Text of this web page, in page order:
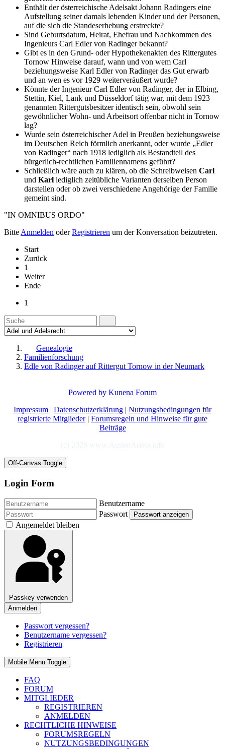
Enthält der österreichische Adelsakt Johann Radingers eine
Aufstellung seiner damals lebenden Kinder und der Personen,
auf die sich die Standeserhebung erstreckte?
Sind Geburtsdatum, Heirat, Ehefrau und Nachkommen des
Ingenieurs Carl Edler von Radinger bekannt?
Gibt es in den Grund- oder Hypothekenakten des Rittergutes
Tornow Hinweise darauf, wann und von wem Carl
beziehungsweise Karl Edler von Radinger das Gut erwarb
und an wen es vor 1929 weiterveräußert wurde?
Könnte der Ingenieur Carl Edler von Radinger, der in Elbing,
Stettin, Kiel, Lank und Düsseldorf tätig war, mit dem 1923
genannten Rittergutsbesitzer identisch sein, obwohl sein
gewöhnlicher Wohn- und Arbeitsort offenbar nicht in Tornow
lag?
Wurde sein österreichischer Adel in Preußen beziehungsweise
im Deutschen Reich förmlich anerkannt, oder wurde „Edler
von Radinger“ nach 1918 lediglich als Bestandteil des
bürgerlich-rechtlichen Familiennamens geführt?
Schließlich wäre auch zu klären, ob die Schreibweisen Carl
und Karl lediglich zeitübliche Varianten derselben Person
darstellen oder ob zwei verschiedene Angehörige der Familie
gemeint sind.
"IN OMNIBUS ORDO"
Bitte Anmelden oderRegistrieren um der Konversation beizutreten.
Start
Zurück
1
Weiter
Ende
1
Genealogie
Familienforschung
Edle von Radinger auf Rittergut Tornow in der Neumark
Powered by Kunena Forum
Impressum | Datenschutzerklärung | Nutzungsbedingungen für
registrierte Mitglieder| Forumsregeln und Hinweise für gute
Beiträge
Off-Canvas Toggle
Login Form
Benutzername
Passwort
Passwort anzeigen
Angemeldet bleiben
Passkey verwenden
Anmelden
Passwort vergessen?
Benutzername vergessen?
Registrieren
Mobile Menu Toggle
FAQ
FORUM
MITGLIEDER
REGISTRIEREN
ANMELDEN
RECHTLICHE HINWEISE
FORUMSREGELN
NUTZUNGSBEDINGUNGEN